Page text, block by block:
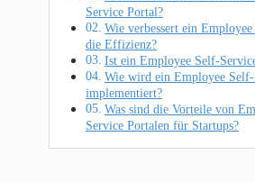
Service Portal?
Wie verbessert ein
die Effizienz?
Ist ein Employee Self-
Wie wird ein Employee
implementiert?
Was sind die Vorteile von
Service Portalen für Startups?